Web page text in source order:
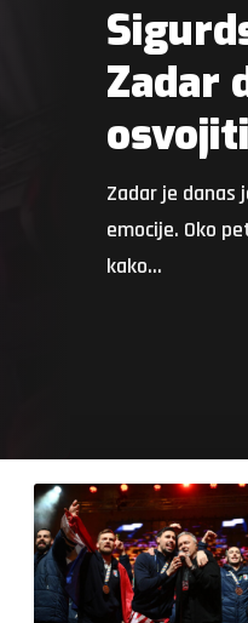
Zadar
Zadar je
emocije. Oko
kako…